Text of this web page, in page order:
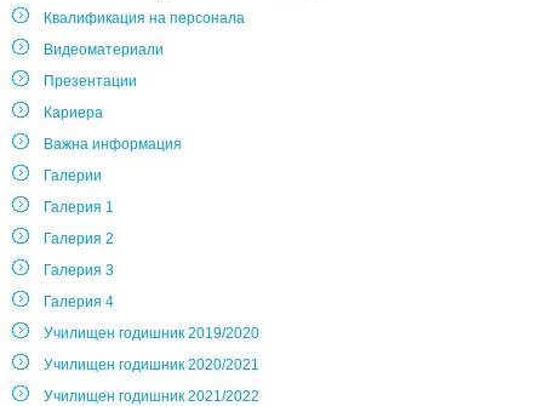
Квалификация на персонала
Видеоматериали
Презентации
Кариера
Важна информация
Галерии
Галерия 1
Галерия 2
Галерия 3
Галерия 4
Училищен годишник 2019/2020
Училищен годишник 2020/2021
Училищен годишник 2021/2022